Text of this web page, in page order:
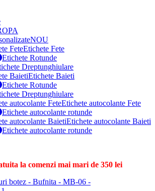
NOU
Etichete Fete
Etichete Rotunde
Dreptunghiulare
Etichete Baieti
Etichete Rotunde
Dreptunghiulare
Etichete autocolante Fete
Etichete autocolante rotunde
Etichete autocolante Baieti
Etichete autocolante rotunde
la comenzi mai mari de 350 lei